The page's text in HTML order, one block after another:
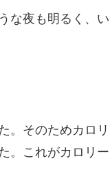
な夜も明るく、い
。そのためカロリ
。これがカロリー